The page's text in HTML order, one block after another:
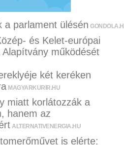
a parlament ülésén
és Kelet-európai
működését
két keréken
MAGYARKURIR.HU
miatt korlátozzák a
hanem az
ALTERNATIVENERGIA.HU
is elérte: